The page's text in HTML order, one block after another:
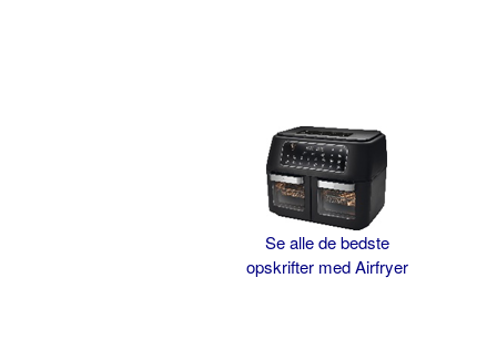
Se alle de bedste
opskrifter med Airfryer